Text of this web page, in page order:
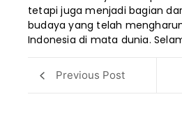
tetapi juga menjadi bagian
budaya yang telah
Indonesia di mata dunia.
Previous Post